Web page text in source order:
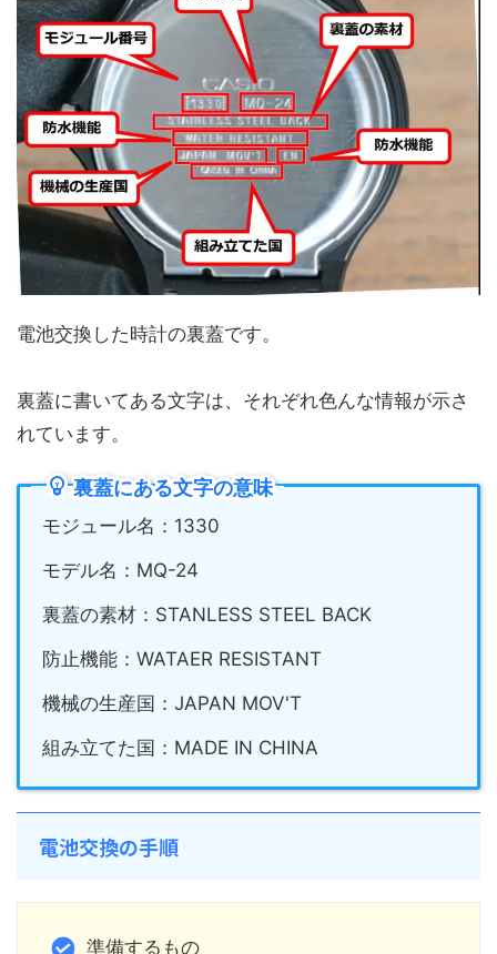
電池交換した時計の裏蓋です。
裏蓋に書いてある文字は、それぞれ色んな情報が示さ
れています。
裏蓋にある文字の意味
モジュール名：1330
モデル名：MQ-24
裏蓋の素材：STANLESS STEEL BACK
防止機能：WATAER RESISTANT
機械の生産国：JAPAN MOV'T
組み立てた国：MADE IN CHINA
電池交換の手順
準備するもの